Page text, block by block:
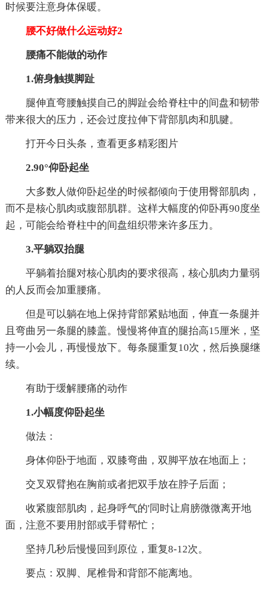
时候要注意身体保暖。
腰不好做什么运动好2
腰痛不能做的动作
1.俯身触摸脚趾
腿伸直弯腰触摸自己的脚趾会给脊柱中的间盘和韧带
带来很大的压力，还会过度拉伸下背部肌肉和肌腱。
打开今日头条，查看更多精彩图片
2.90°仰卧起坐
大多数人做仰卧起坐的时候都倾向于使用臀部肌肉，
而不是核心肌肉或腹部肌群。这样大幅度的仰卧再90度坐
起，可能会给脊柱中的间盘组织带来许多压力。
3.平躺双抬腿
平躺着抬腿对核心肌肉的要求很高，核心肌肉力量弱
的人反而会加重腰痛。
但是可以躺在地上保持背部紧贴地面，伸直一条腿并
且弯曲另一条腿的膝盖。慢慢将伸直的腿抬高15厘米，坚
持一小会儿，再慢慢放下。每条腿重复10次，然后换腿继
续。
有助于缓解腰痛的动作
1.小幅度仰卧起坐
做法：
身体仰卧于地面，双膝弯曲，双脚平放在地面上；
交叉双臂抱在胸前或者把双手放在脖子后面；
收紧腹部肌肉，起身呼气的'同时让肩膀微微离开地
面，注意不要用肘部或手臂帮忙；
坚持几秒后慢慢回到原位，重复8-12次。
要点：双脚、尾椎骨和背部不能离地。